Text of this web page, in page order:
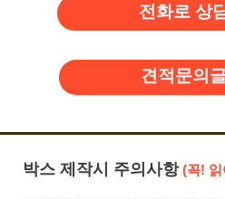
전화로 상
견적문의
박스 제작시 주의사항(꼭! 읽